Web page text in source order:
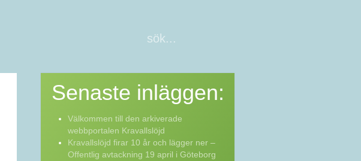
Senaste inläggen:
Välkommen till den arkiverade
webbportalen Kravallslöjd
Kravallslöjd firar 10 år och lägger ner –
Offentlig avtackning 19 april i Göteborg